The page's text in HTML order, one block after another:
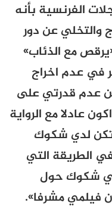
الفرنسية بأنه
والتخلي عن دور
مع الذئاب»
في عدم اخراج
عدم قدرتي على
عادلا مع الرواية
تكن لدي شكوك
الطريقة التي
شكوك حول
فيلمي مشرفا».